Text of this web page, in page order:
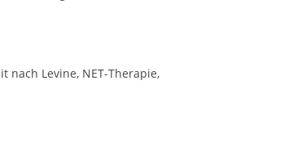
nach Levine, NET-Therapie,